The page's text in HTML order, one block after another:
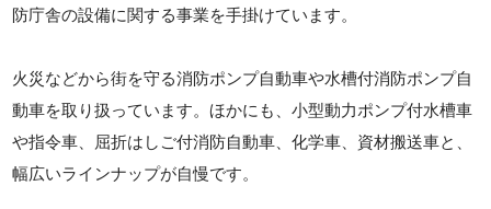
防庁舎の設備に関する事業を手掛けています。
火災などから街を守る消防ポンプ自動車や水槽付消防ポンプ自
動車を取り扱っています。ほかにも、小型動力ポンプ付水槽車
や指令車、屈折はしご付消防自動車、化学車、資材搬送車と、
幅広いラインナップが自慢です。